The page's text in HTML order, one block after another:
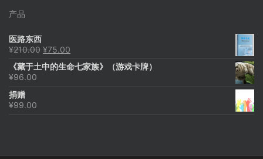
产品
医路东西
¥210.00 原
为：
¥75.00
价
《藏于土中的生命七家族》（游戏卡牌）
¥96.00
捐赠
¥99.00